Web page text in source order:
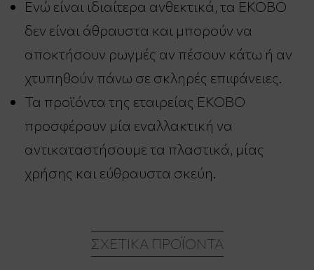
Ενώ είναι ιδιαίτερα ανθεκτικά, τα EKOBO
δεν είναι άθραυστα και μπορούν να
αποκτήσουν ρωγμές αν πέσουν κάτω ή αν
χτυπηθούν πάνω σε σκληρές επιφάνειες.
Τα προϊόντα της εταιρείας EKOBO
προσφέρουν μία εναλλακτική να
αντικαταστήσουμε τα πλαστικά, μίας
χρήσης και εύθραυστα σκεύη.
ΣΧΕΤΙΚΆ ΠΡΟΪΌΝΤΑ